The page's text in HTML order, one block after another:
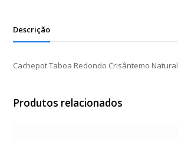
Descrição
Cachepot Taboa Redondo Crisântemo Natural
Produtos relacionados